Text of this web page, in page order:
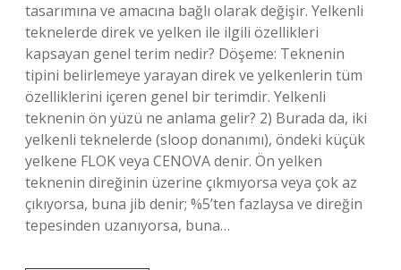
tasarımına ve amacına bağlı olarak değişir. Yelkenli
teknelerde direk ve yelken ile ilgili özellikleri
kapsayan genel terim nedir? Döşeme: Teknenin
tipini belirlemeye yarayan direk ve yelkenlerin tüm
özelliklerini içeren genel bir terimdir. Yelkenli
teknenin ön yüzü ne anlama gelir? 2) Burada da, iki
yelkenli teknelerde (sloop donanımı), öndeki küçük
yelkene FLOK veya CENOVA denir. Ön yelken
teknenin direğinin üzerine çıkmıyorsa veya çok az
çıkıyorsa, buna jib denir; %5’ten fazlaysa ve direğin
tepesinden uzanıyorsa, buna…